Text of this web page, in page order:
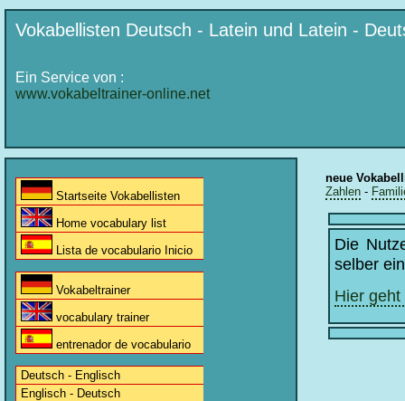
Vokabellisten Deutsch - Latein und Latein -
Ein Service von :
www.vokabeltrainer-online.net
Startseite Vokabellisten
Home vocabulary list
Lista de vocabulario Inicio
Vokabeltrainer
vocabulary trainer
entrenador de vocabulario
Deutsch - Englisch
Englisch - Deutsch
neue
Zahlen -
Die
selber
Hier